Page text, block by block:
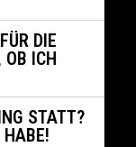
DIE
OB ICH
STATT?